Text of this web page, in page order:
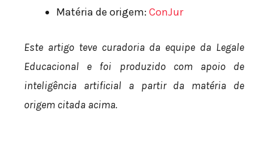
Matéria de origem: ConJur
Este artigo teve curadoria da equipe da Legale
Educacional e foi produzido com apoio de
inteligência artificial a partir da matéria de
origem citada acima.